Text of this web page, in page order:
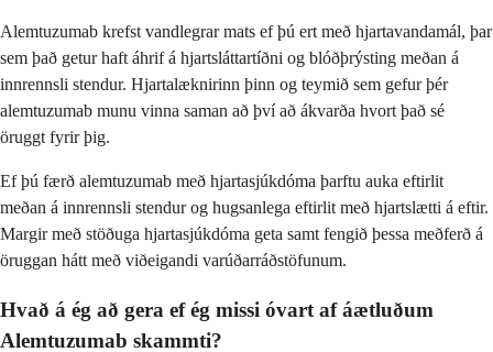
Alemtuzumab krefst vandlegrar mats ef þú ert með hjartavandamál, þar
sem það getur haft áhrif á hjartsláttartíðni og blóðþrýsting meðan á
innrennsli stendur. Hjartalæknirinn þinn og teymið sem gefur þér
alemtuzumab munu vinna saman að því að ákvarða hvort það sé
öruggt fyrir þig.
Ef þú færð alemtuzumab með hjartasjúkdóma þarftu auka eftirlit
meðan á innrennsli stendur og hugsanlega eftirlit með hjartslætti á eftir.
Margir með stöðuga hjartasjúkdóma geta samt fengið þessa meðferð á
öruggan hátt með viðeigandi varúðarráðstöfunum.
Hvað á ég að gera ef ég missi óvart af áætluðum
Alemtuzumab skammti?